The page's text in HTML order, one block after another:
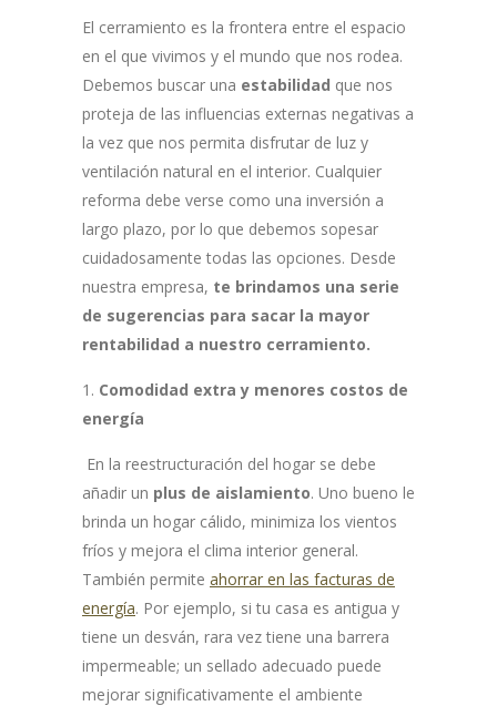
El cerramiento es la frontera entre el espacio
en el que vivimos y el mundo que nos rodea.
Debemos buscar una estabilidad que nos
proteja de las influencias externas negativas a
la vez que nos permita disfrutar de luz y
ventilación natural en el interior. Cualquier
reforma debe verse como una inversión a
largo plazo, por lo que debemos sopesar
cuidadosamente todas las opciones. Desde
nuestra empresa, te brindamos una serie
de sugerencias para sacar la mayor
rentabilidad a nuestro cerramiento.
Comodidad extra y menores costos de
energía
En la reestructuración del hogar se debe
añadir un plus de aislamiento. Uno bueno le
brinda un hogar cálido, minimiza los vientos
fríos y mejora el clima interior general.
También permite ahorrar en las facturas de
energía. Por ejemplo, si tu casa es antigua y
tiene un desván, rara vez tiene una barrera
impermeable; un sellado adecuado puede
mejorar significativamente el ambiente